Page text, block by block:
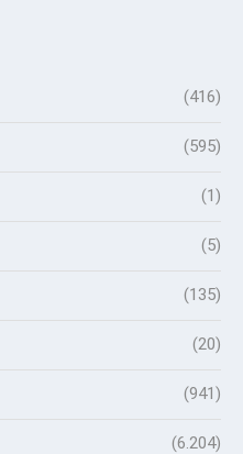
(416)
(595)
(1)
(5)
(135)
(20)
(941)
(6.204)